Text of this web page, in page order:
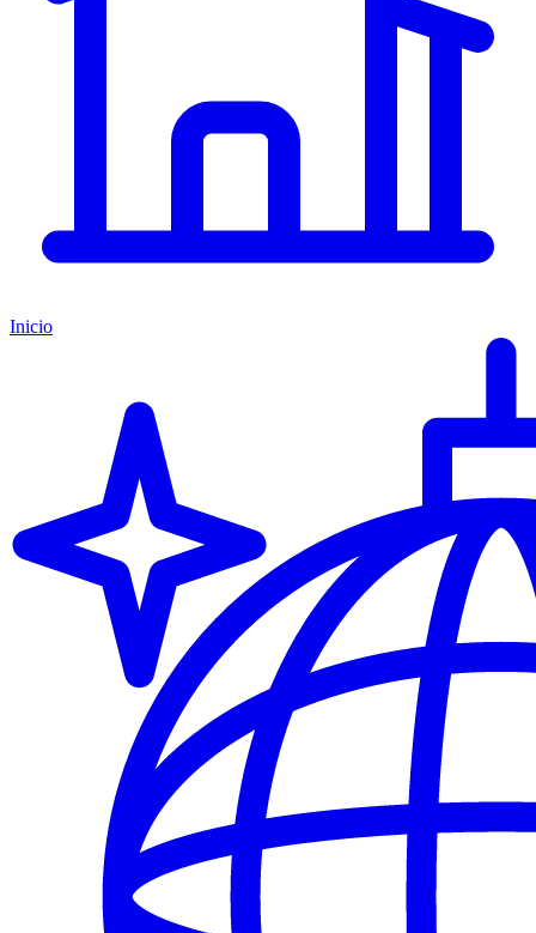
Inicio